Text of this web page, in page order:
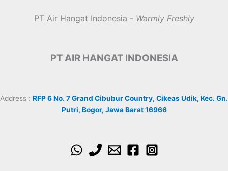
PT Air Hangat Indonesia - Warmly Freshly
PT AIR HANGAT INDONESIA
Address : RFP 6 No. 7 Grand Cibubur Country, Cikeas Udik, Kec. Gn.
Putri, Bogor, Jawa Barat 16966